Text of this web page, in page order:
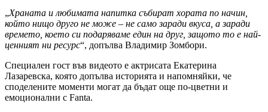
„Храната и любимата напитка събират хората по начин,
който нищо друго не може – не само заради вкуса, а заради
времето, което си подаряваме един на друг, защото то е най-
ценният ни ресурс“, допълва Владимир Зомбори.
Специален гост във видеото е актрисата Екатерина
Лазаревска, която допълва историята и напомняйки, че
споделените моменти могат да бъдат още по-цветни и
емоционални с Fanta.